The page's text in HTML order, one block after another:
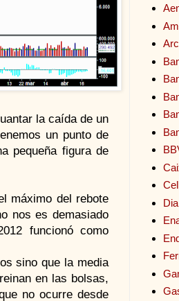
la caída de un
un punto de
pequeña figura de
máximo del rebote
nos es demasiado
funcionó como
sino que la media
en las bolsas,
no ocurre desde
Dia